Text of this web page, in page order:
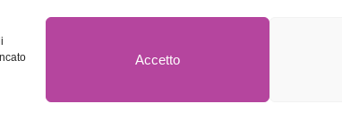
Accetto